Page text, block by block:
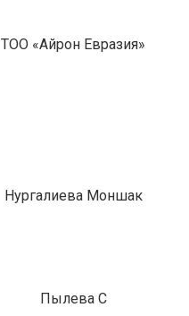
ТОО «Айрон Евразия»
Нургалиева Моншак
Пылева С